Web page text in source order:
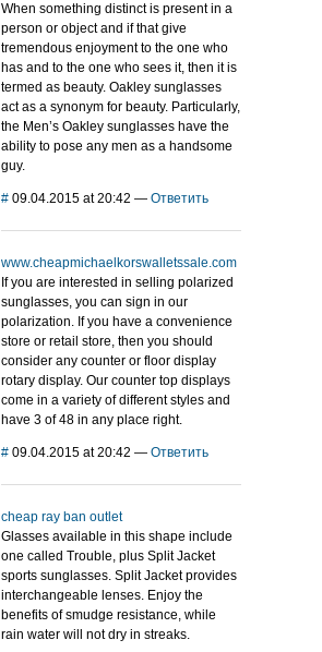
When something distinct is present in a
person or object and if that give
tremendous enjoyment to the one who
has and to the one who sees it, then it is
termed as beauty. Oakley sunglasses
act as a synonym for beauty. Particularly,
the Men’s Oakley sunglasses have the
ability to pose any men as a handsome
guy.
# 09.04.2015 at 20:42 — Ответить
www.cheapmichaelkorswalletssale.com
If you are interested in selling polarized
sunglasses, you can sign in our
polarization. If you have a convenience
store or retail store, then you should
consider any counter or floor display
rotary display. Our counter top displays
come in a variety of different styles and
have 3 of 48 in any place right.
# 09.04.2015 at 20:42 — Ответить
cheap ray ban outlet
Glasses available in this shape include
one called Trouble, plus Split Jacket
sports sunglasses. Split Jacket provides
interchangeable lenses. Enjoy the
benefits of smudge resistance, while
rain water will not dry in streaks.